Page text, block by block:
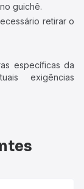
guichê.
retirar o
específicas da
exigências